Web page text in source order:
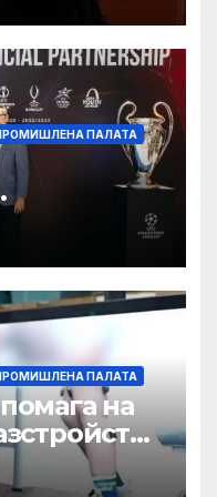
ПАЛАТА
ПАЛАТА
на
първи път